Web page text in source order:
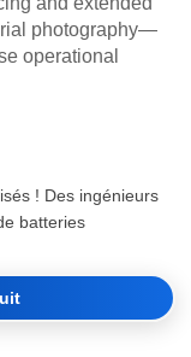
photography—
operational
! Des ingénieurs
batteries